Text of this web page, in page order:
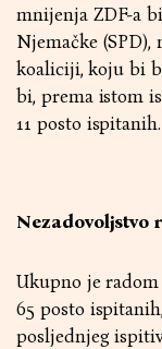
mnijenja ZDF-a
Njemačke
koaliciji, koju bi
bi, prema istom
11 posto ispitanih.
Nezadovoljstvo
Ukupno je
65 posto
posljednjeg